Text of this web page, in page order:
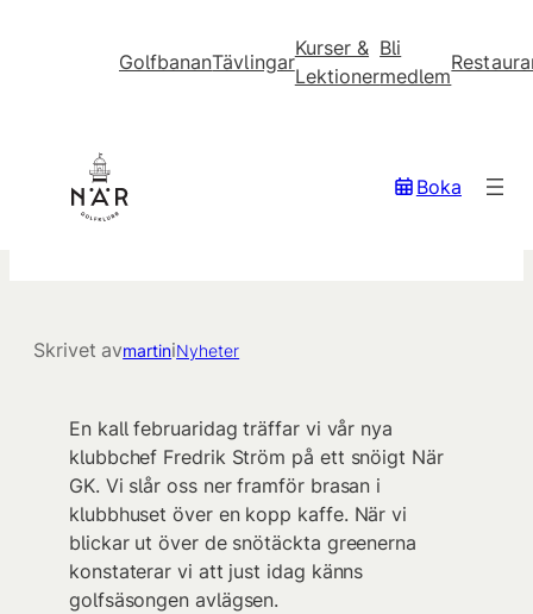
GolfbananTävlingar
Kurser &
Lektioner
Bli
medlem
Boka
Möt vår nya klubbchef –
Skrivet avmartiniNyheter
En kall februaridag träffar vi vår nya
klubbchef Fredrik Ström på ett snöigt När
GK. Vi slår oss ner framför brasan i
klubbhuset över en kopp kaffe. När vi
blickar ut över de snötäckta greenerna
konstaterar vi att just idag känns
golfsäsongen avlägsen.